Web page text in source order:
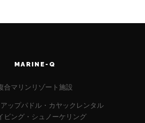
MARINE-Q
合マリンリゾート施設
ップパドル・カヤックレンタル
ビング・シュノーケリング